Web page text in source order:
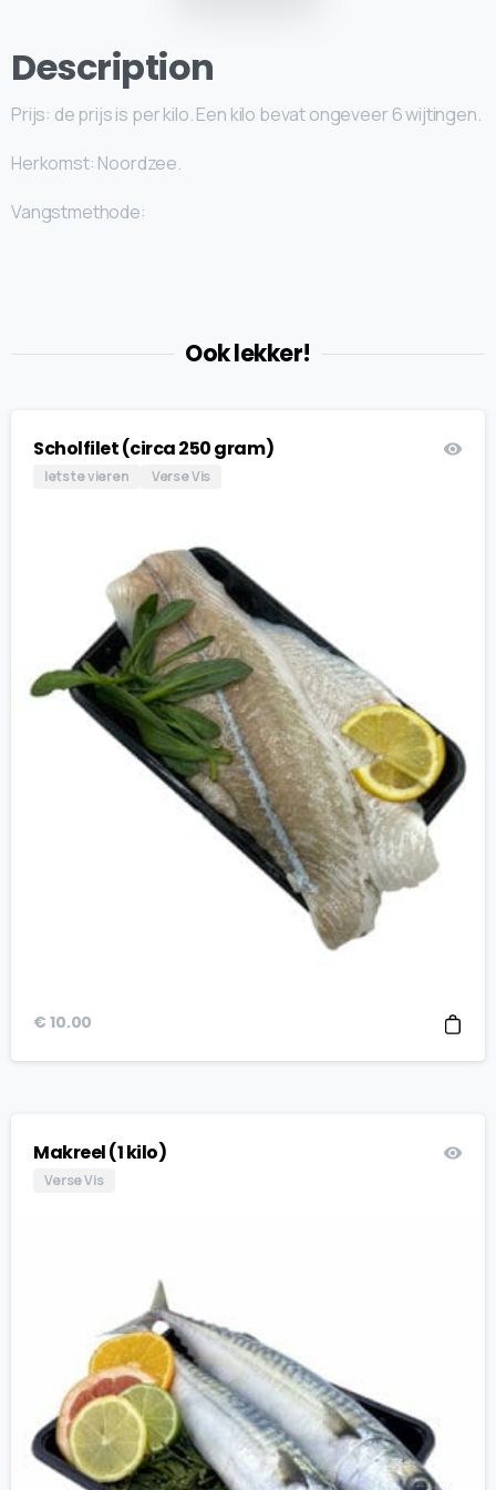
Description
Prijs: de prijs is per kilo. Een kilo bevat ongeveer 6 wijtingen.
Herkomst: Noordzee.
Vangstmethode:
Ook lekker!
Scholfilet (circa 250 gram)
Iets te vieren Verse Vis
€ 10.00
Makreel (1 kilo)
Verse Vis